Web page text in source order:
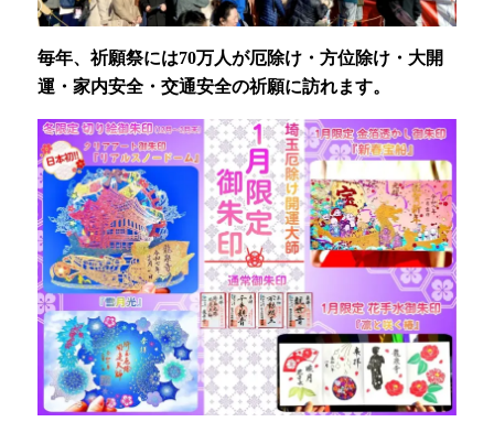
毎年、祈願祭には70万人が厄除け・方位除け・大開
運・家内安全・交通安全の祈願に訪れます。